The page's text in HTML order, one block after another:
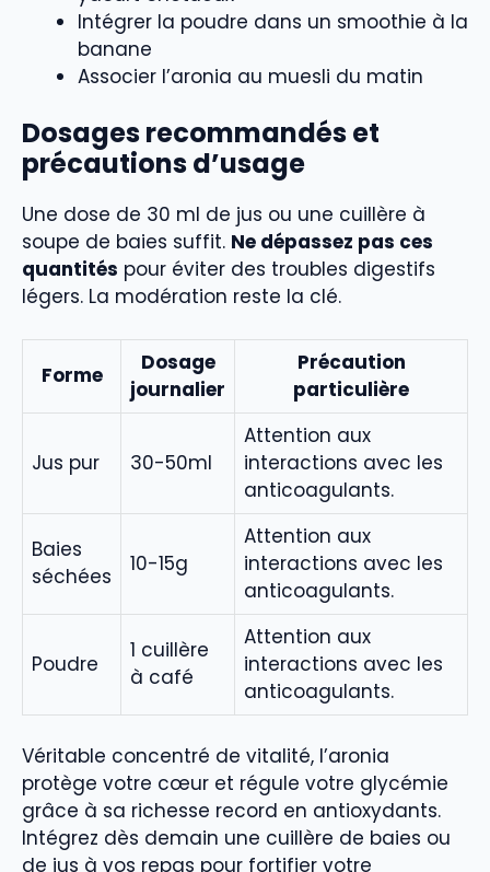
Intégrer la poudre dans un smoothie à la
banane
Associer l’aronia au muesli du matin
Dosages recommandés et
précautions d’usage
Une dose de 30 ml de jus ou une cuillère à
soupe de baies suffit. Ne dépassez pas ces
quantités pour éviter des troubles digestifs
légers. La modération reste la clé.
Forme
Dosage
journalier
Précaution
particulière
Jus pur 30-50ml
Attention aux
interactions avec les
anticoagulants.
Baies
séchées
10-15g
Attention aux
interactions avec les
anticoagulants.
Poudre
1 cuillère
à café
Attention aux
interactions avec les
anticoagulants.
Véritable concentré de vitalité, l’aronia
protège votre cœur et régule votre glycémie
grâce à sa richesse record en antioxydants.
Intégrez dès demain une cuillère de baies ou
de jus à vos repas pour fortifier votre